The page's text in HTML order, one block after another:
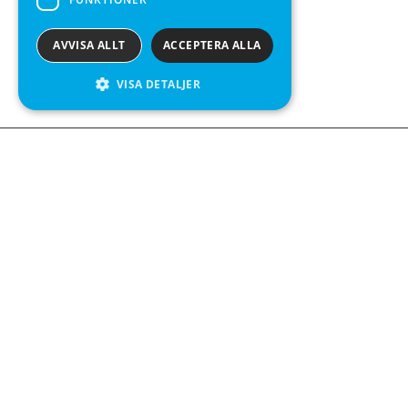
ACCEPTERA ALLA
AVVISA ALLT
VISA DETALJER